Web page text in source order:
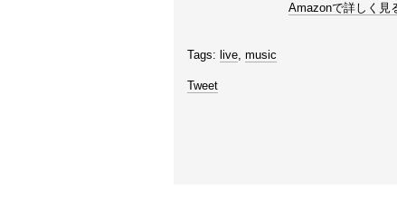
Amazonで詳しく見
Tags: live, music
Tweet